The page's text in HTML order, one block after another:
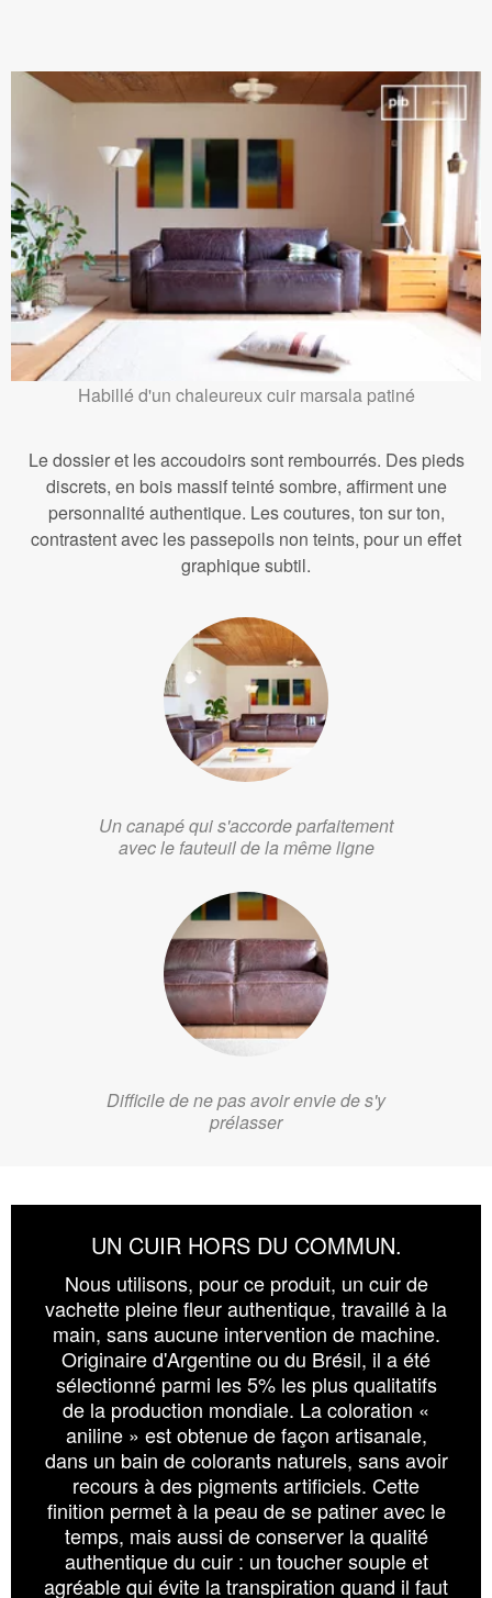
Habillé d'un chaleureux cuir marsala patiné
Le dossier et les accoudoirs sont rembourrés. Des pieds
discrets, en bois massif teinté sombre, affirment une
personnalité authentique. Les coutures, ton sur ton,
contrastent avec les passepoils non teints, pour un effet
graphique subtil.
Un canapé qui s'accorde parfaitement
avec le fauteuil de la même ligne
Difficile de ne pas avoir envie de s'y
prélasser
UN CUIR HORS DU COMMUN.
Nous utilisons, pour ce produit, un cuir de
vachette pleine fleur authentique, travaillé à la
main, sans aucune intervention de machine.
Originaire d'Argentine ou du Brésil, il a été
sélectionné parmi les 5% les plus qualitatifs
de la production mondiale. La coloration «
aniline » est obtenue de façon artisanale,
dans un bain de colorants naturels, sans avoir
recours à des pigments artificiels. Cette
finition permet à la peau de se patiner avec le
temps, mais aussi de conserver la qualité
authentique du cuir : un toucher souple et
agréable qui évite la transpiration quand il faut